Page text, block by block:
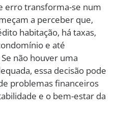
erro transforma-se num
a perceber que,
habitação, há taxas,
e até
não houver uma
essa decisão pode
problemas financeiros
e o bem-estar da